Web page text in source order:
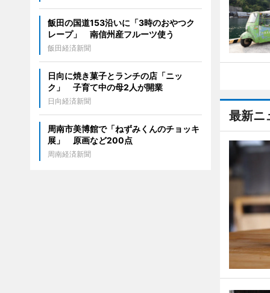
最新ニ
飯田の国道153沿いに「3時のおやつク
レープ」 南信州産フルーツ使う
飯田経済新聞
日向に焼き菓子とランチの店「ニッ
ク」 子育て中の母2人が開業
日向経済新聞
周南市美博館で「ねずみくんのチョッキ
展」 原画など200点
周南経済新聞